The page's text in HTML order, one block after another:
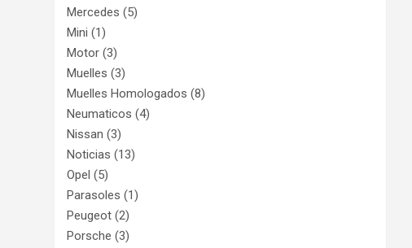
Mercedes (5)
Mini (1)
Motor (3)
Muelles (3)
Muelles Homologados (8)
Neumaticos (4)
Nissan (3)
Noticias (13)
Opel (5)
Parasoles (1)
Peugeot (2)
Porsche (3)